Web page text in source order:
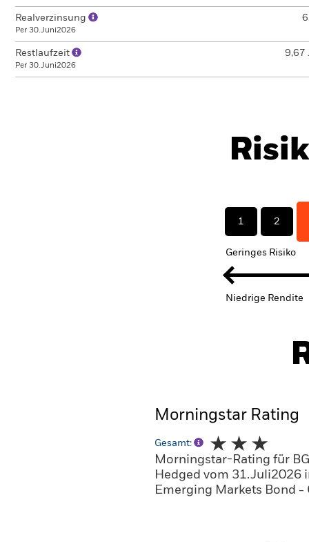
Realverzinsung
Per 30.Juni2026
Restlaufzeit
Per 30.Juni2026
9,67
1 2
Geringes Risiko
Niedrige Rendite
Morningstar Rating
Gesamt:
Morningstar-Rating für
Hedged vom 31.Juli2026
Emerging Markets Bond -